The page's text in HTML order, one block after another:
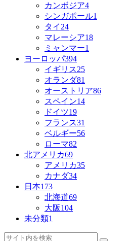
カンボジア4
シンガポール1
タイ 24
マレーシア18
ミャンマー1
ヨーロッパ394
イギリス25
オランダ81
オーストリア86
スペイン14
ドイツ19
フランス31
ベルギー56
ローマ82
北アメリカ69
アメリカ35
カナダ34
日本173
北海道69
大阪104
未分類1